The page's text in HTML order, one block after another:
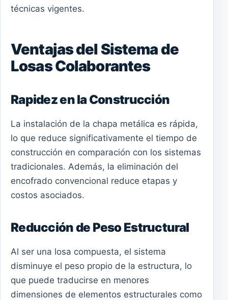
técnicas vigentes.
Ventajas del Sistema de
Losas Colaborantes
Rapidez en la Construcción
La instalación de la chapa metálica es rápida,
lo que reduce significativamente el tiempo de
construcción en comparación con los sistemas
tradicionales. Además, la eliminación del
encofrado convencional reduce etapas y
costos asociados.
Reducción de Peso Estructural
Al ser una losa compuesta, el sistema
disminuye el peso propio de la estructura, lo
que puede traducirse en menores
dimensiones de elementos estructurales como